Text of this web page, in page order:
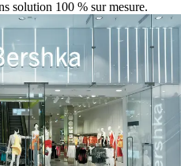
solution 100 % sur mesure.